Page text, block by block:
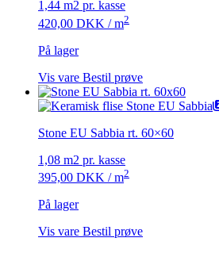
1,44 m2 pr. kasse
420,00 DKK / m2
På lager
Vis vare Bestil prøve
Stone EU Sabbia rt. 60×60
1,08 m2 pr. kasse
395,00 DKK / m2
På lager
Vis vare Bestil prøve